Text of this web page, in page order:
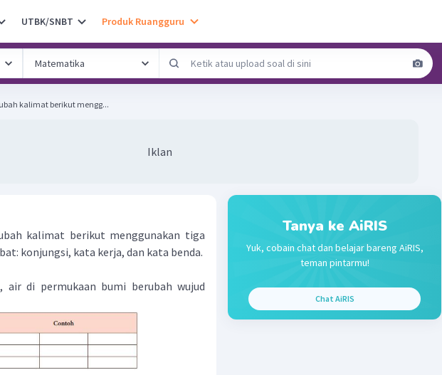
UTBK/SNBT Produk Ruangguru
kalimat berikut mengg...
Iklan
kalimat berikut menggunakan tiga
konjungsi, kata kerja, dan kata benda.
air di permukaan bumi berubah wujud
Tanya ke AiRIS
Yuk, cobain chat dan belajar bareng AiRIS,
teman pintarmu!
Chat AiRIS